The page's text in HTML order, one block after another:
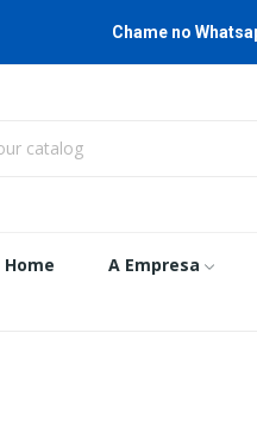
Chame no
Home A Empresa